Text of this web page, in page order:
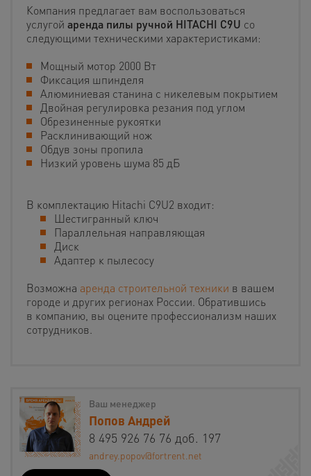
Компания предлагает вам воспользоваться
услугой аренда пилы ручной HITACHI C9U со
следующими техническими характеристиками:
Мощный мотор 2000 Вт
Фиксация шпинделя
Алюминиевая станина с никелевым покрытием
Двойная регулировка резания под углом
Обрезиненные рукоятки
Расклинивающий нож
Обдув зоны пропила
Низкий уровень шума 85 дБ
В комплектацию Hitachi C9U2 входит:
Шестигранный ключ
Параллельная направляющая
Диск
Адаптер к пылесосу
Возможна аренда строительной техники в вашем
городе и других регионах России. Обратившись
в компанию, вы оцените профессионализм наших
сотрудников.
Ваш менеджер
Попов Андрей
8 495 926 76 76 доб. 197
andrey.popov@fortrent.net